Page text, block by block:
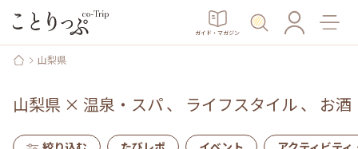
ガイド・マガジン
山梨県
山梨県 × 温泉・スパ、 ライフスタイル、 お酒